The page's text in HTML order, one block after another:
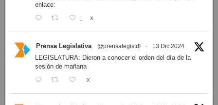
enlace:
1 X
Prensa Legislativa @prensalegistdf · 13 Dic 2024
LEGISLATURA: Dieron a conocer el orden del día de la
sesión de mañana
X